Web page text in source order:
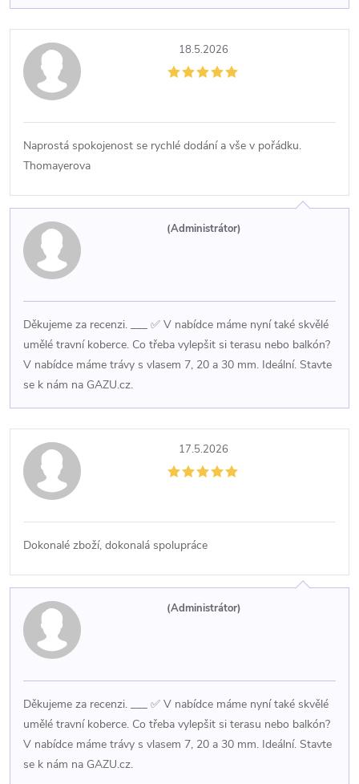
18.5.2026
Naprostá spokojenost se rychlé dodání a vše v pořádku.
Thomayerova
(Administrátor)
Děkujeme za recenzi. ___ ✅ V nabídce máme nyní také skvělé
umělé travní koberce. Co třeba vylepšit si terasu nebo balkón?
V nabídce máme trávy s vlasem 7, 20 a 30 mm. Ideální. Stavte
se k nám na GAZU.cz.
17.5.2026
Dokonalé zboží, dokonalá spolupráce
(Administrátor)
Děkujeme za recenzi. ___ ✅ V nabídce máme nyní také skvělé
umělé travní koberce. Co třeba vylepšit si terasu nebo balkón?
V nabídce máme trávy s vlasem 7, 20 a 30 mm. Ideální. Stavte
se k nám na GAZU.cz.